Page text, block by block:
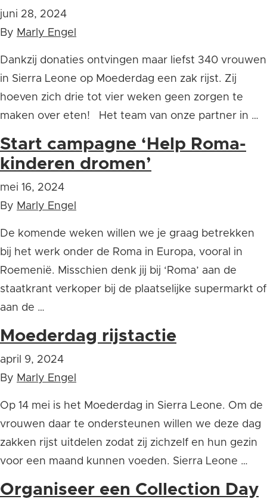
juni 28, 2024
By Marly Engel
Dankzij donaties ontvingen maar liefst 340 vrouwen
in Sierra Leone op Moederdag een zak rijst. Zij
hoeven zich drie tot vier weken geen zorgen te
maken over eten! Het team van onze partner in …
Start campagne ‘Help Roma-
kinderen dromen’
mei 16, 2024
By Marly Engel
De komende weken willen we je graag betrekken
bij het werk onder de Roma in Europa, vooral in
Roemenië. Misschien denk jij bij ‘Roma’ aan de
staatkrant verkoper bij de plaatselijke supermarkt of
aan de …
Moederdag rijstactie
april 9, 2024
By Marly Engel
Op 14 mei is het Moederdag in Sierra Leone. Om de
vrouwen daar te ondersteunen willen we deze dag
zakken rijst uitdelen zodat zij zichzelf en hun gezin
voor een maand kunnen voeden. Sierra Leone …
Organiseer een Collection Day